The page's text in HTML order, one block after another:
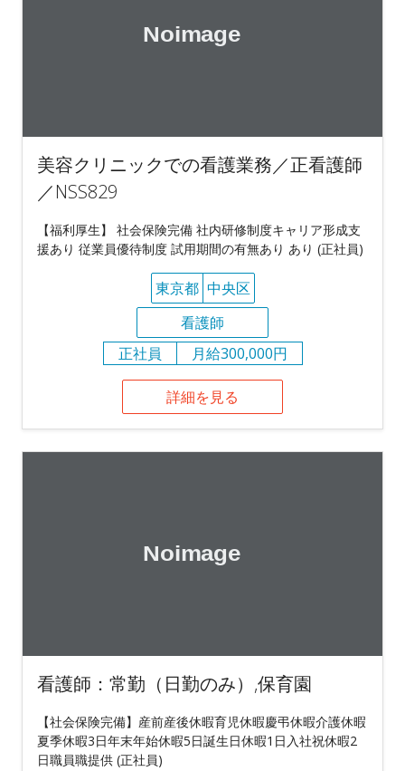
美容クリニックでの看護業務／正看護師
／NSS829
【福利厚生】 社会保険完備 社内研修制度キャリア形成支
援あり 従業員優待制度 試用期間の有無あり あり (正社員)
東京都 中央区
看護師
正社員
月給300,000円
詳細を見る
看護師：常勤（日勤のみ）,保育園
【社会保険完備】産前産後休暇育児休暇慶弔休暇介護休暇
夏季休暇3日年末年始休暇5日誕生日休暇1日入社祝休暇2
日職員職提供 (正社員)